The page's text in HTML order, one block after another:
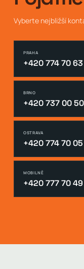
Vyberte nejbližší
PRAHA
+420 774 70
BRNO
+420 737 00
OSTRAVA
+420 774 70
MOBILNĚ
+420 777 70